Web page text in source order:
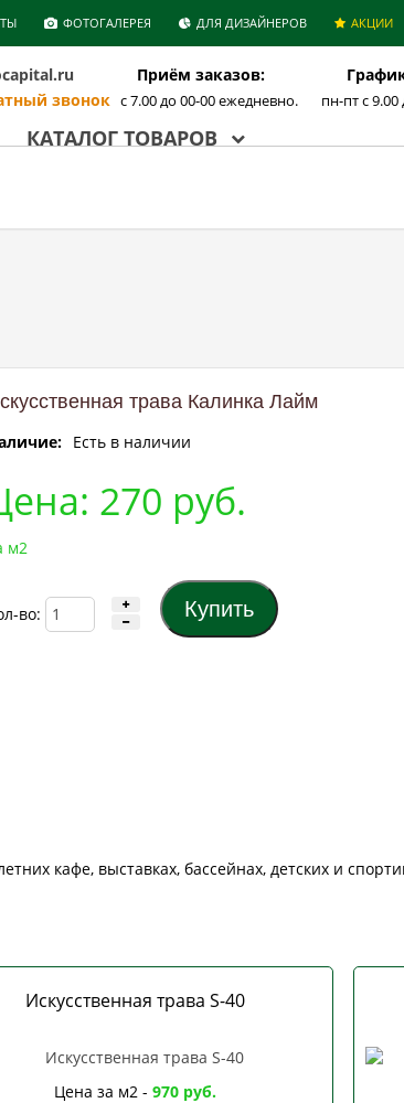
ФОТОГАЛЕРЕЯ ДЛЯ ДИЗАЙНЕРОВ АКЦИИ
Приём заказов:
звонок с 7.00 до 00-00 ежедневно. пн-пт с 9.00
КАТАЛОГ ТОВАРОВ
трава Калинка Лайм
Есть в наличии
270 руб.
м2
во:
кафе, выставках, бассейнах, детских и
Искусственная трава S-40
Цена за м2 -970 руб.